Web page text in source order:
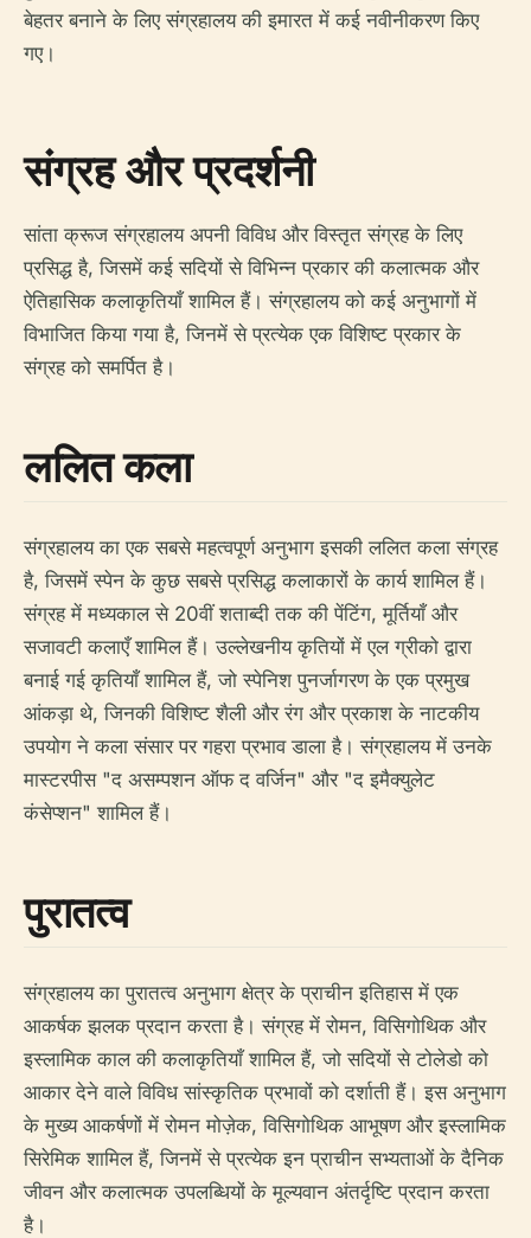
बेहतर बनाने के लिए संग्रहालय की इमारत में कई नवीनीकरण किए
गए।
संग्रह और प्रदर्शनी
सांता क्रूज संग्रहालय अपनी विविध और विस्तृत संग्रह के लिए
प्रसिद्ध है, जिसमें कई सदियों से विभिन्न प्रकार की कलात्मक और
ऐतिहासिक कलाकृतियाँ शामिल हैं। संग्रहालय को कई अनुभागों में
विभाजित किया गया है, जिनमें से प्रत्येक एक विशिष्ट प्रकार के
संग्रह को समर्पित है।
ललित कला
संग्रहालय का एक सबसे महत्वपूर्ण अनुभाग इसकी ललित कला संग्रह
है, जिसमें स्पेन के कुछ सबसे प्रसिद्ध कलाकारों के कार्य शामिल हैं।
संग्रह में मध्यकाल से 20वीं शताब्दी तक की पेंटिंग, मूर्तियाँ और
सजावटी कलाएँ शामिल हैं। उल्लेखनीय कृतियों में एल ग्रीको द्वारा
बनाई गई कृतियाँ शामिल हैं, जो स्पेनिश पुनर्जागरण के एक प्रमुख
आंकड़ा थे, जिनकी विशिष्ट शैली और रंग और प्रकाश के नाटकीय
उपयोग ने कला संसार पर गहरा प्रभाव डाला है। संग्रहालय में उनके
मास्टरपीस "द असम्पशन ऑफ द वर्जिन" और "द इमैक्युलेट
कंसेप्शन" शामिल हैं।
पुरातत्व
संग्रहालय का पुरातत्व अनुभाग क्षेत्र के प्राचीन इतिहास में एक
आकर्षक झलक प्रदान करता है। संग्रह में रोमन, विसिगोथिक और
इस्लामिक काल की कलाकृतियाँ शामिल हैं, जो सदियों से टोलेडो को
आकार देने वाले विविध सांस्कृतिक प्रभावों को दर्शाती हैं। इस अनुभाग
के मुख्य आकर्षणों में रोमन मोज़ेक, विसिगोथिक आभूषण और इस्लामिक
सिरेमिक शामिल हैं, जिनमें से प्रत्येक इन प्राचीन सभ्यताओं के दैनिक
जीवन और कलात्मक उपलब्धियों के मूल्यवान अंतर्दृष्टि प्रदान करता
है।